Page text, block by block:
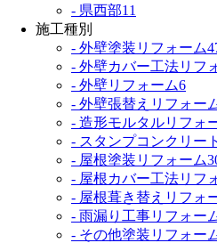
- 県西部11
施工種別
- 外壁塗装リフォーム
- 外壁カバー工法リフ
- 外壁リフォーム6
- 外壁張替えリフォー
- 造形モルタルリフォ
- スタンプコンクリー
- 屋根塗装リフォーム
- 屋根カバー工法リフ
- 屋根葺き替えリフォ
- 雨漏り工事リフォー
- その他塗装リフォー